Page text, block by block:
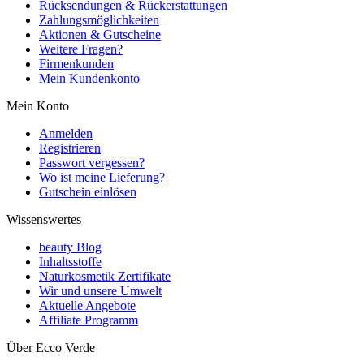
Rücksendungen & Rückerstattungen
Zahlungsmöglichkeiten
Aktionen & Gutscheine
Weitere Fragen?
Firmenkunden
Mein Kundenkonto
Mein Konto
Anmelden
Registrieren
Passwort vergessen?
Wo ist meine Lieferung?
Gutschein einlösen
Wissenswertes
beauty Blog
Inhaltsstoffe
Naturkosmetik Zertifikate
Wir und unsere Umwelt
Aktuelle Angebote
Affiliate Programm
Über Ecco Verde